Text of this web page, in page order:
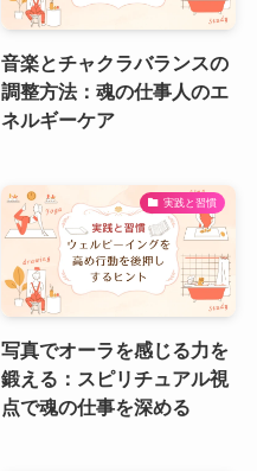
音楽とチャクラバランスの
調整方法：魂の仕事人のエ
ネルギーケア
実践と習慣
写真でオーラを感じる力を
鍛える：スピリチュアル視
点で魂の仕事を深める